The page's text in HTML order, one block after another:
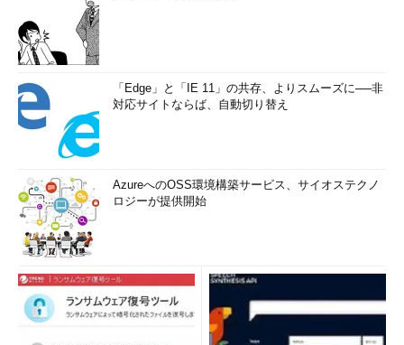
「Edge」と「IE 11」の共存、よりスムーズに──非
対応サイトならば、自動切り替え
AzureへのOSS環境構築サービス、サイオステクノ
ロジーが提供開始